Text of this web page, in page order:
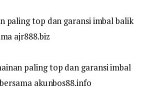
paling top dan garansi imbal balik
ajr888.biz
paling top dan garansi imbal
akunbos88.info